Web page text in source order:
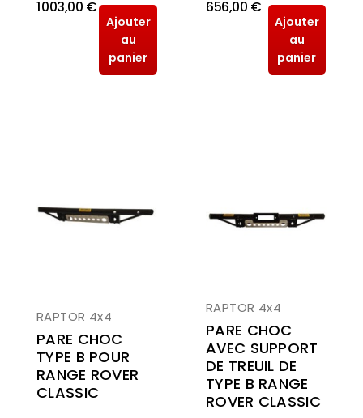
1 003,00 €
Ajouter
au
panier
656,00 €
Ajouter
au
panier
RAPTOR 4x4
PARE CHOC
TYPE B POUR
RANGE ROVER
CLASSIC
RAPTOR 4x4
PARE CHOC
AVEC SUPPORT
DE TREUIL DE
TYPE B RANGE
ROVER CLASSIC